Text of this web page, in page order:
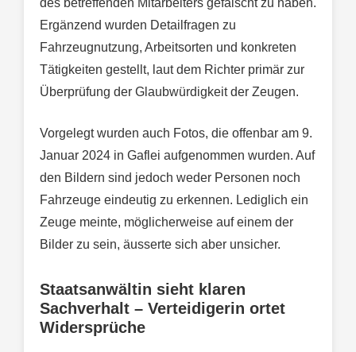
Ergänzend wurden Detailfragen zu
Fahrzeugnutzung, Arbeitsorten und konkreten
Tätigkeiten gestellt, laut dem Richter primär zur
Überprüfung der Glaubwürdigkeit der Zeugen.
Vorgelegt wurden auch Fotos, die offenbar am 9.
Januar 2024 in Gaflei aufgenommen wurden. Auf
den Bildern sind jedoch weder Personen noch
Fahrzeuge eindeutig zu erkennen. Lediglich ein
Zeuge meinte, möglicherweise auf einem der
Bilder zu sein, äusserte sich aber unsicher.
Staatsanwältin sieht klaren
Sachverhalt – Verteidigerin ortet
Widersprüche